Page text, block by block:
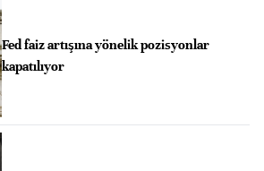
Fed faiz artışına yönelik pozisyonlar
kapatılıyor